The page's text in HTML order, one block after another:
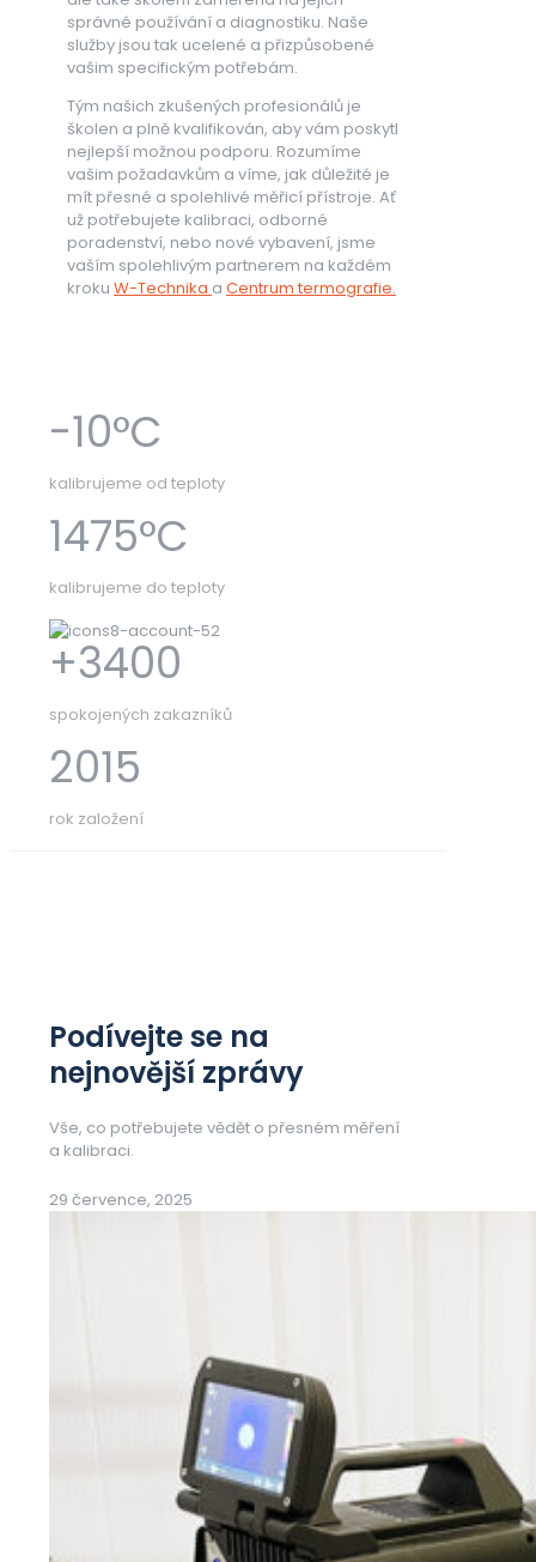
správné používání a diagnostiku. Naše
služby jsou tak ucelené a přizpůsobené
vašim specifickým potřebám.
Tým našich zkušených profesionálů je
školen a plně kvalifikován, aby vám poskytl
nejlepší možnou podporu. Rozumíme
vašim požadavkům a víme, jak důležité je
mít přesné a spolehlivé měřicí přístroje. Ať
už potřebujete kalibraci, odborné
poradenství, nebo nové vybavení, jsme
vaším spolehlivým partnerem na každém
kroku​ W-Technika a Centrum termografie.
-10°C
kalibrujeme od teploty
1475°C
kalibrujeme do teploty
+3400
spokojených zakazníků
2015
rok založení
Podívejte se na
nejnovější zprávy
Vše, co potřebujete vědět o přesném měření
a kalibraci.
29 července, 2025